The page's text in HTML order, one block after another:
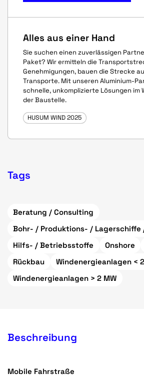
Alles aus einer Hand
Sie suchen einen zuverlässigen
Paket? Wir ermitteln die
Genehmigungen, bauen die Strecke
Transporte. Mit unseren Aluminium-
schnelle, unkomplizierte Lösungen im
der Baustelle.
HUSUM WIND 2025
Tags
Beratung / Consulting
Bohr- / Produktions- / Lagerschiffe
Hilfs- / Betriebsstoffe
Onshore
Rückbau
Windenergieanlagen <
Windenergieanlagen > 2 MW
Beschreibung
Mobile Fahrstraße